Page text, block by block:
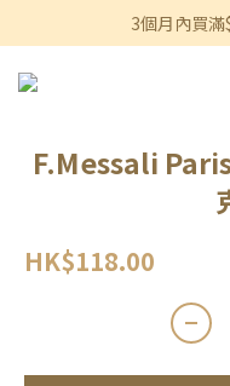
香港及澳門
3個月內買
香港及澳門
F.Messali
HK$118.00